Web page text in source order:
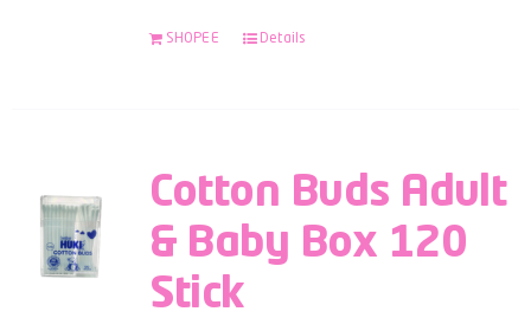
SHOPEE Details
Cotton Buds Adult
& Baby Box 120
Stick